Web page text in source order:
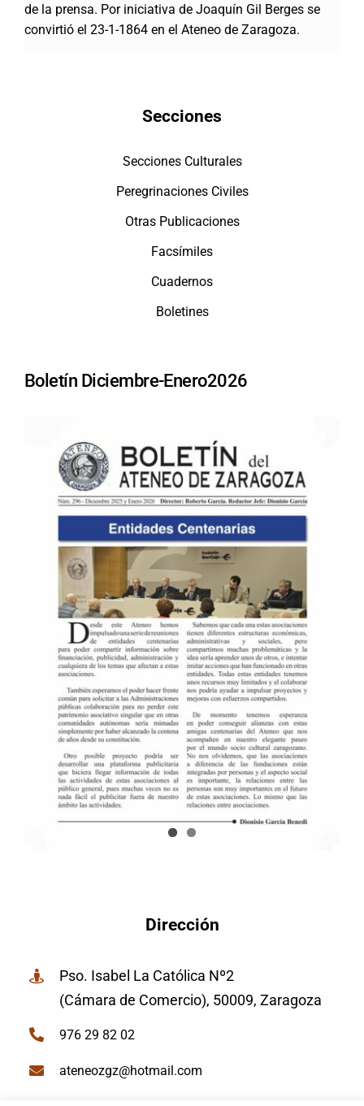
de la prensa. Por iniciativa de Joaquín Gil Berges se
convirtió el 23-1-1864 en el Ateneo de Zaragoza.
Secciones
Secciones Culturales
Peregrinaciones Civiles
Otras Publicaciones
Facsímiles
Cuadernos
Boletines
Boletín Diciembre-Enero2026
Dirección
Pso. Isabel La Católica Nº2
(Cámara de Comercio), 50009, Zaragoza
976 29 82 02
ateneozgz@hotmail.com